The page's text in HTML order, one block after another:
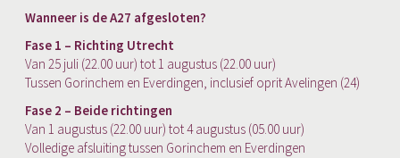
Wanneer is de A27 afgesloten?
Fase 1 – Richting Utrecht
Van 25 juli (22.00 uur) tot 1 augustus (22.00 uur)
Tussen Gorinchem en Everdingen, inclusief oprit Avelingen (24)
Fase 2 – Beide richtingen
Van 1 augustus (22.00 uur) tot 4 augustus (05.00 uur)
Volledige afsluiting tussen Gorinchem en Everdingen